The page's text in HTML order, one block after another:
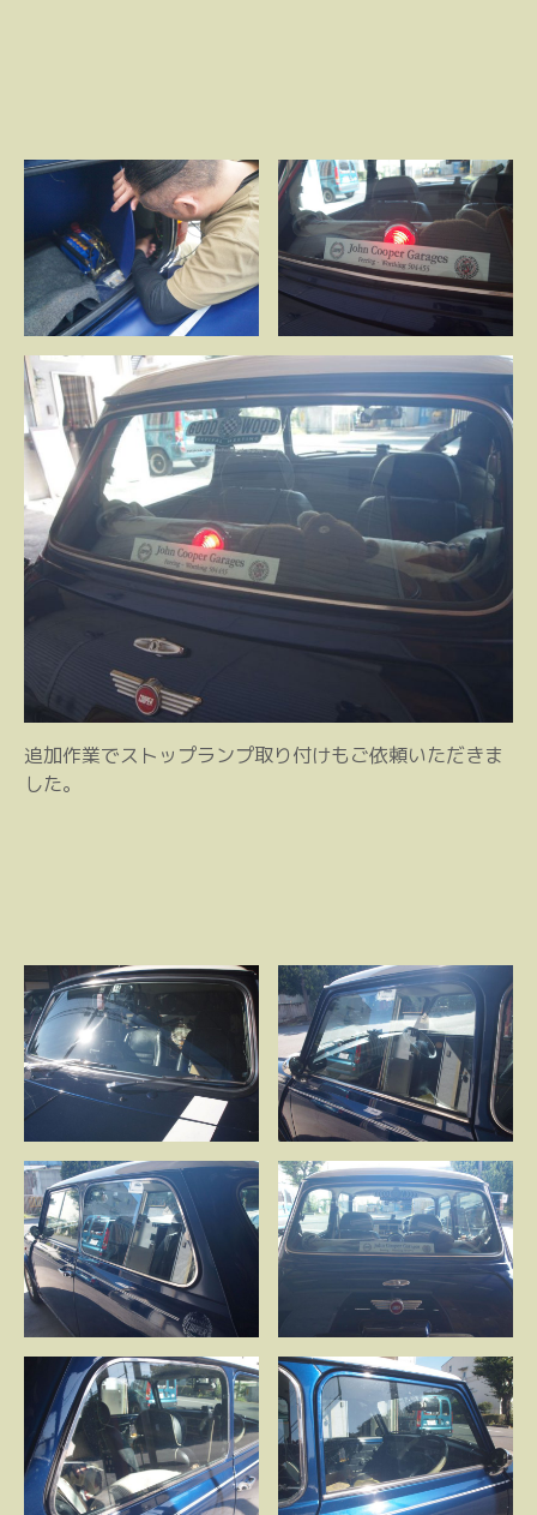
追加作業でストップランプ取り付けもご依頼いただきま
した。